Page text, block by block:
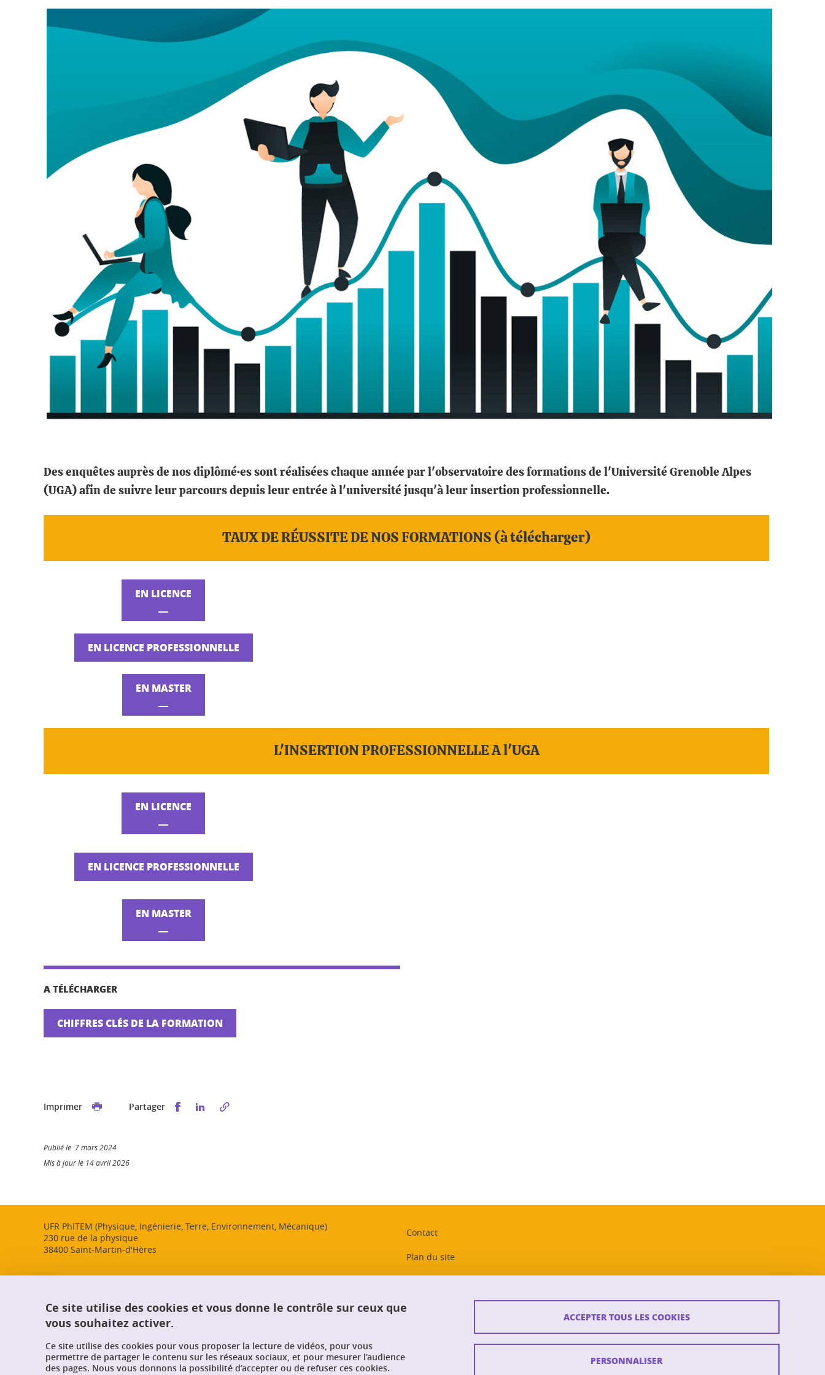
Des enquêtes auprès de nos diplômé·es sont réalisées chaque année par l'observatoire des formations de l'Université Grenoble Alpes
(UGA) afin de suivre leur parcours depuis leur entrée à l'université jusqu'à leur insertion professionnelle.
TAUX DE RÉUSSITE DE NOS FORMATIONS (à télécharger)
EN LICENCE
EN LICENCE PROFESSIONNELLE
EN MASTER
L'INSERTION PROFESSIONNELLE A l'UGA
EN LICENCE
EN LICENCE PROFESSIONNELLE
EN MASTER
A TÉLÉCHARGER
CHIFFRES CLÉS DE LA FORMATION
Imprimer Partager Partager sur Facebook
Partager sur LinkedIn
Publié le 7 mars 2024
Mis à jour le 14 avril 2026
UFR PhITEM (Physique, Ingénierie, Terre, Environnement, Mécanique)
230 rue de la physique
38400 Saint-Martin-d'Hères
Contact
Plan du site
Données personnelles
Ce site utilise des cookies et vous donne le contrôle sur ceux que
vous souhaitez activer.
Ce site utilise des cookies pour vous proposer la lecture de vidéos, pour vous
permettre de partager le contenu sur les réseaux sociaux, et pour mesurer l’audience
des pages. Nous vous donnons la possibilité d’accepter ou de refuser ces cookies.
ACCEPTER TOUS LES COOKIES
PERSONNALISER